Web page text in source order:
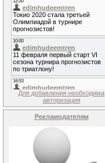
Для добавления необходима
авторизация
Рекламодателям